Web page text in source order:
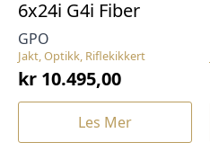
Jakt, Optikk, Riflekikkert
GPO
6x24i G4i Fiber
kr 10.495,00
Les Mer